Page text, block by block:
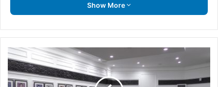
Selama penyuluhan peserta mendapatkan beragam materi
yang diberikan oleh narasumber dari Dinas Kesehatan dan
Show More
Badak
LNG
Jalani
Surveillance